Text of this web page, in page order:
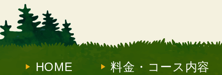
HOME 料金・コース内容